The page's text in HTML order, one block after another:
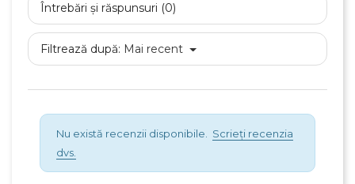
Întrebări și răspunsuri (0)
Filtrează după: Mai recent
Nu există recenzii disponibile. Scrieți recenzia
dvs.